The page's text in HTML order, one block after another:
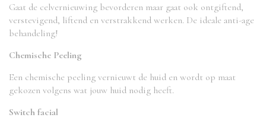
Gaat de celvernieuwing bevorderen maar gaat ook ontgiftend,
verstevigend, liftend en verstrakkend werken. De ideale anti-age
behandeling!
Chemische Peeling
Een chemische peeling vernieuwt de huid en wordt op maat
gekozen volgens wat jouw huid nodig heeft.
Switch facial